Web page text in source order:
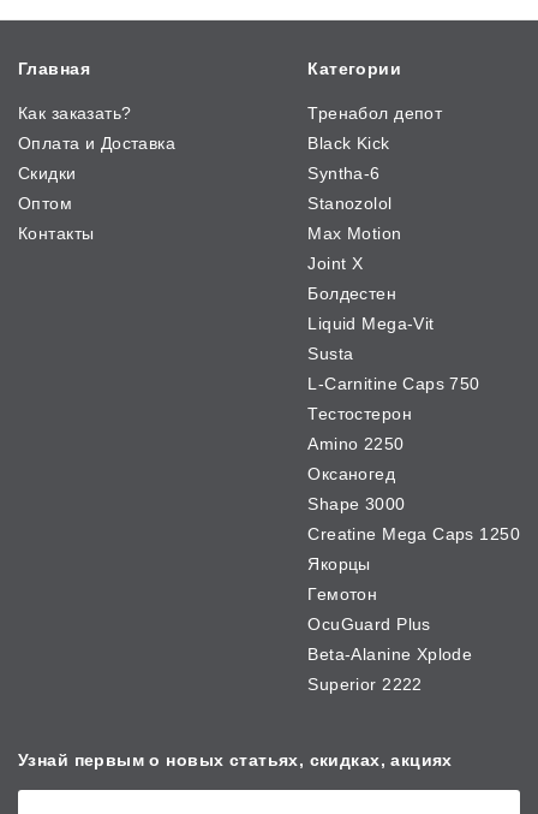
Главная
Как заказать?
Оплата и Доставка
Скидки
Оптом
Контакты
Категории
Тренабол депот
Black Kick
Syntha-6
Stanozolol
Max Motion
Joint X
Болдестен
Liquid Mega-Vit
Susta
L-Carnitine Caps 750
Тестостерон
Amino 2250
Оксаногед
Shape 3000
Creatine Mega Caps 1250
Якорцы
Гемотон
OcuGuard Plus
Beta-Alanine Xplode
Superior 2222
Узнай первым о новых статьях, скидках, акциях